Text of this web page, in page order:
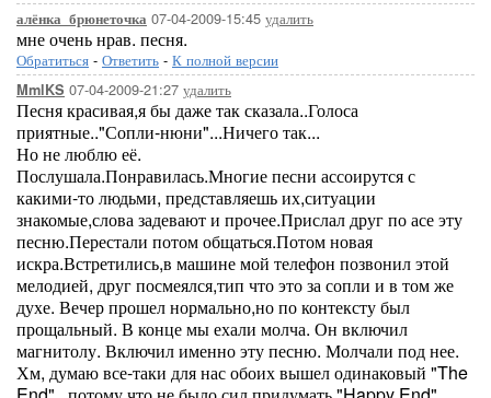
алёнка_брюнеточка 07-04-2009-15:45 удалить
мне очень нрав. песня.
Обратиться - Ответить - К полной версии
MmlKS 07-04-2009-21:27 удалить
Песня красивая,я бы даже так сказала..Голоса
приятные.."Сопли-нюни"...Ничего так...
Но не люблю её.
Послушала.Понравилась.Многие песни ассоирутся с
какими-то людьми, представляешь их,ситуации
знакомые,слова задевают и прочее.Прислал друг по асе эту
песню.Перестали потом общаться.Потом новая
искра.Встретились,в машине мой телефон позвонил этой
мелодией, друг посмеялся,тип что это за сопли и в том же
духе. Вечер прошел нормально,но по контексту был
прощальный. В конце мы ехали молча. Он включил
магнитолу. Включил именно эту песню. Молчали под нее.
Хм, думаю все-таки для нас обоих вышел одинаковый "The